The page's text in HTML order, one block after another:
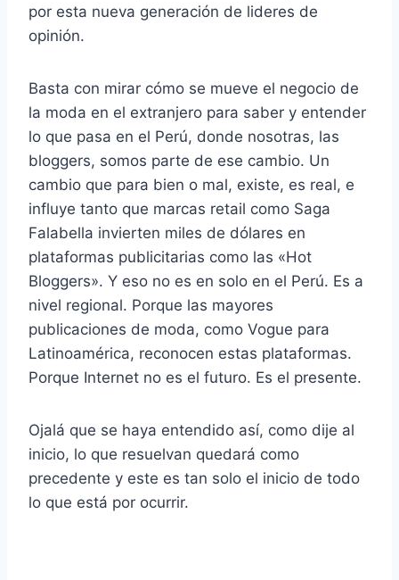
por esta nueva generación de lideres de
opinión.
Basta con mirar cómo se mueve el negocio de
la moda en el extranjero para saber y entender
lo que pasa en el Perú, donde nosotras, las
bloggers, somos parte de ese cambio. Un
cambio que para bien o mal, existe, es real, e
influye tanto que marcas retail como Saga
Falabella invierten miles de dólares en
plataformas publicitarias como las «Hot
Bloggers». Y eso no es en solo en el Perú. Es a
nivel regional. Porque las mayores
publicaciones de moda, como Vogue para
Latinoamérica, reconocen estas plataformas.
Porque Internet no es el futuro. Es el presente.
Ojalá que se haya entendido así, como dije al
inicio, lo que resuelvan quedará como
precedente y este es tan solo el inicio de todo
lo que está por ocurrir.